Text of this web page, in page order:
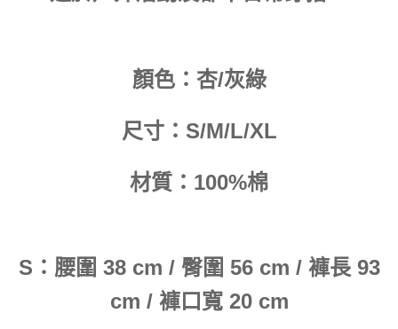
顏色：杏/灰綠
尺寸：S/M/L/XL
材質：100%棉
S：腰圍 38 cm / 臀圍 56 cm / 褲長 93
cm / 褲口寬 20 cm